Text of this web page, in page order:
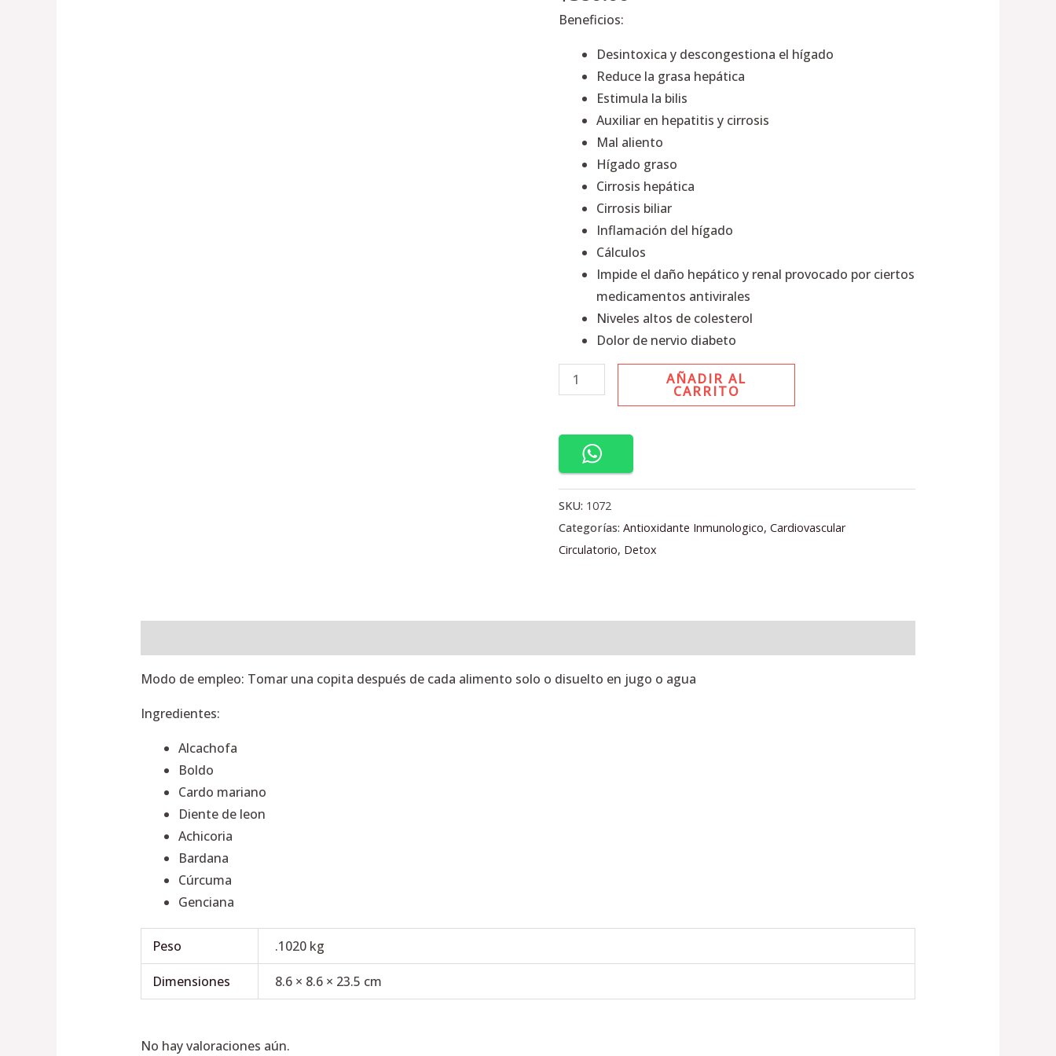
Beneficios:
Desintoxica y descongestiona el hígado
Reduce la grasa hepática
Estimula la bilis
Auxiliar en hepatitis y cirrosis
Mal aliento
Hígado graso
Cirrosis hepática
Cirrosis biliar
Inflamación del hígado
Cálculos
Impide el daño hepático y renal provocado por ciertos
medicamentos antivirales
Niveles altos de colesterol
Dolor de nervio diabeto
AÑADIR AL
CARRITO
SKU: 1072
Categorías:Antioxidante Inmunologico,Cardiovascular
Circulatorio, Detox
Modo de empleo: Tomar una copita después de cada alimento solo o disuelto en jugo o agua
Ingredientes:
Alcachofa
Boldo
Cardo mariano
Diente de leon
Achicoria
Bardana
Cúrcuma
Genciana
Peso .1020 kg
Dimensiones 8.6 × 8.6 × 23.5 cm
No hay valoraciones aún.